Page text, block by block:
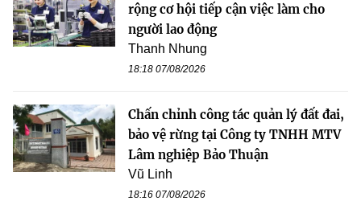
rộng cơ hội tiếp cận việc làm cho
người lao động
Thanh Nhung
18:18 07/08/2026
Chấn chỉnh công tác quản lý đất đai,
bảo vệ rừng tại Công ty TNHH MTV
Lâm nghiệp Bảo Thuận
Vũ Linh
18:16 07/08/2026